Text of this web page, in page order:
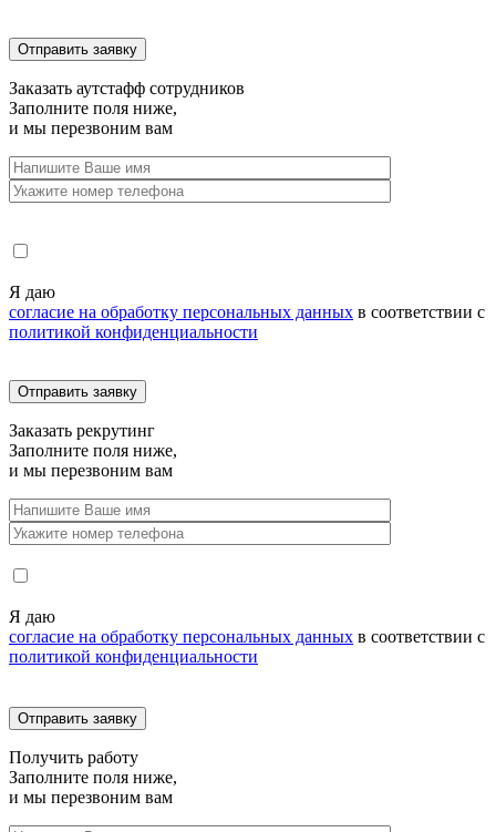
Заказать аутстафф сотрудников
Заполните поля ниже,
и мы перезвоним вам
Я даю
согласие на обработку персональных данных в соответствии с
политикой конфиденциальности
Заказать рекрутинг
Заполните поля ниже,
и мы перезвоним вам
Я даю
согласие на обработку персональных данных в соответствии с
политикой конфиденциальности
Получить работу
Заполните поля ниже,
и мы перезвоним вам